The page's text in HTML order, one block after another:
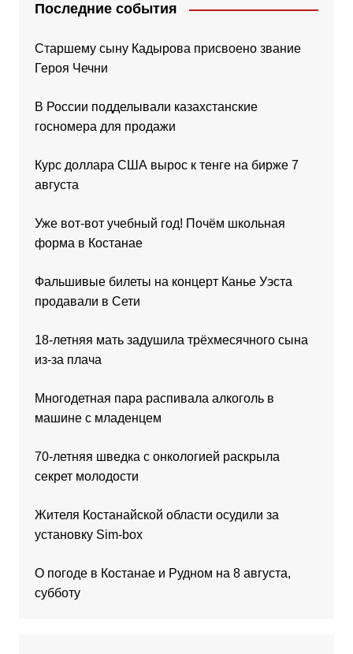
Последние события
Старшему сыну Кадырова присвоено звание
Героя Чечни
В России подделывали казахстанские
госномера для продажи
Курс доллара США вырос к тенге на бирже 7
августа
Уже вот-вот учебный год! Почём школьная
форма в Костанае
Фальшивые билеты на концерт Канье Уэста
продавали в Сети
18-летняя мать задушила трёхмесячного сына
из-за плача
Многодетная пара распивала алкоголь в
машине с младенцем
70-летняя шведка с онкологией раскрыла
секрет молодости
Жителя Костанайской области осудили за
установку Sim-box
О погоде в Костанае и Рудном на 8 августа,
субботу